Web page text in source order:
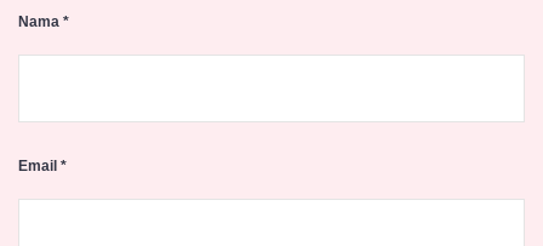
Nama *
Email *